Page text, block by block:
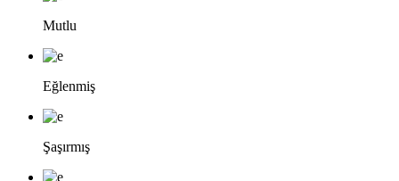
Mutlu
Eğlenmiş
Şaşırmış